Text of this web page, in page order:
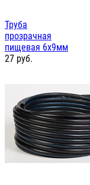
Труба
прозрачная
пищевая 6х9мм
27 руб.